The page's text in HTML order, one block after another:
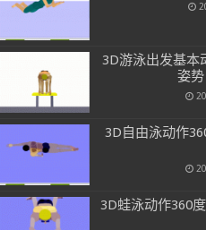
3D游泳出发基本
姿
3D自由泳动作
3D蛙泳动作360